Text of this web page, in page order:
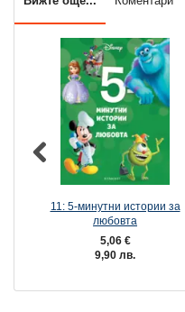
11: 5-минутни истории за
любовта
5,06 €
9,90 лв.